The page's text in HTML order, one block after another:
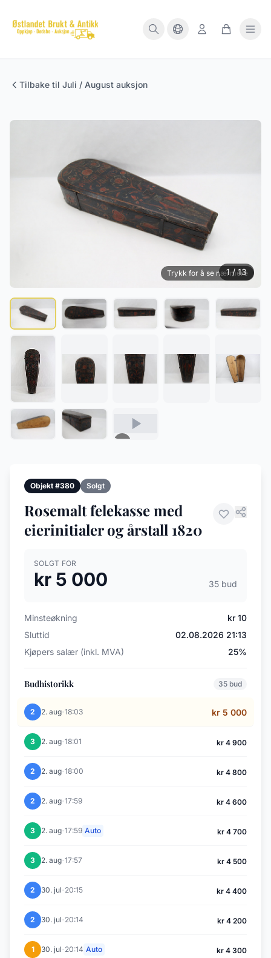
Tilbake til Juli / August auksjon
Trykk for å se nærmere
1 / 13
Objekt #380 Solgt
Rosemalt felekasse med
eierinitialer og årstall 1820
SOLGT FOR
kr 5 000 35 bud
Minsteøkning
kr 10
Sluttid
02.08.2026 21:13
Kjøpers salær (inkl. MVA)
25%
Budhistorikk 35 bud
2 2. aug·18:03 kr 5 000
3 2. aug·18:01 kr 4 900
2 2. aug·18:00 kr 4 800
2 2. aug·17:59 kr 4 600
3 2. aug·17:59 Auto kr 4 700
3 2. aug·17:57 kr 4 500
2 30. jul· 20:15 kr 4 400
2 30. jul· 20:14 kr 4 200
1 30. jul· 20:14 Auto kr 4 300